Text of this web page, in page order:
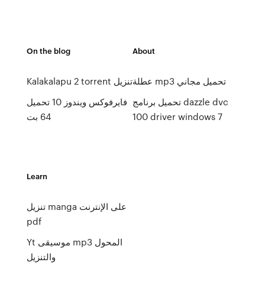
On the blog
Kalakalapu 2 torrent تنزيل
فايرفوكس ويندوز 10 تحميل
64 بت
About
عطلة mp3 تحميل مجاني
تحميل برنامج dazzle dvc
100 driver windows 7
Learn
تنزيل manga على الإنترنت
pdf
Yt موسيقى mp3 المحول
والتنزيل